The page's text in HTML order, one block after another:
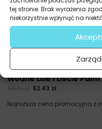
tej stronie. Brak wyrażenia
niekorzystnie wpłynąć na
Fototapety
Wodne Lilie i Liście Palm
52.43 zł
Najniższa cena promocyjna z